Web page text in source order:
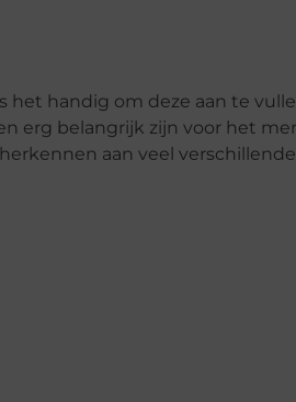
het handig om deze aan te
erg belangrijk zijn voor het
aan veel verschillende